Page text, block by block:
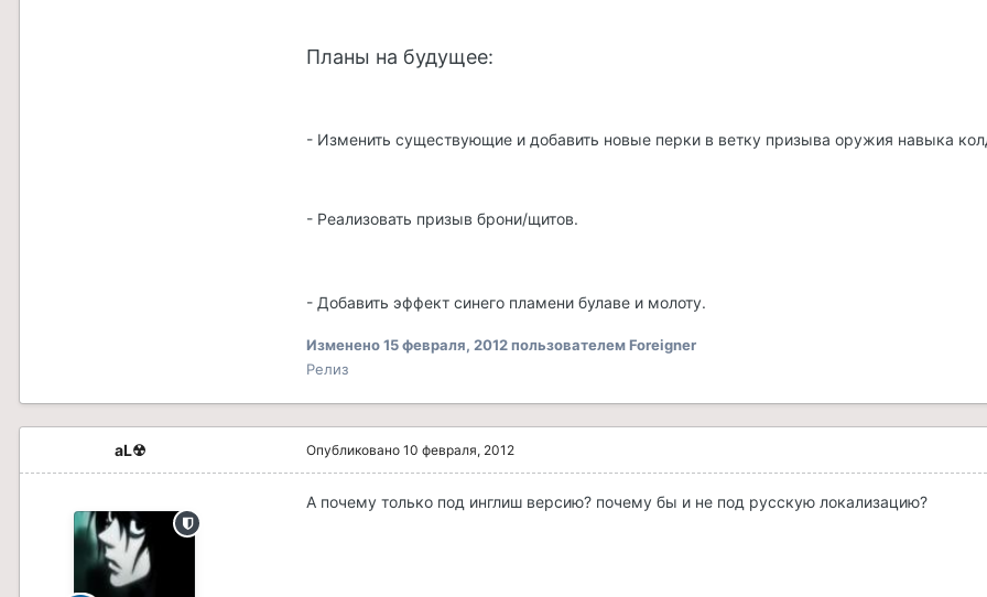
Планы на будущее:
- Изменить существующие и добавить новые перки в ветку призыва оружия навыка
- Реализовать призыв брони/щитов.
- Добавить эффект синего пламени булаве и молоту.
Изменено15 февраля, 2012пользователем Foreigner
Релиз
aL☢ Опубликовано 10 февраля, 2012
А почему только под инглиш версию? почему бы и не под русскую локализацию?